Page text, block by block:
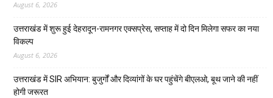
August 6, 2026
उत्तराखंड में शुरू हुई देहरादून-रामनगर एक्सप्रेस, सप्ताह में दो दिन मिलेगा सफर का नया
विकल्प
August 6, 2026
उत्तराखंड में SIR अभियान: बुजुर्गों और दिव्यांगों के घर पहुंचेंगे बीएलओ, बूथ जाने की नहीं
होगी जरूरत